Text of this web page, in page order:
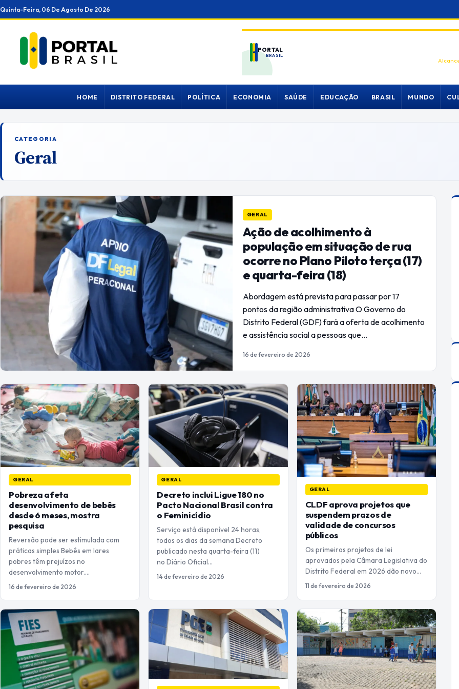
Ir
para
conteúdo
Quinta-Feira, 06 De Agosto De 2026
PORTAL
BRASIL
HOME DISTRITO FEDERAL POLÍTICA ECONOMIA SAÚDE EDUCAÇÃO BRASIL MUNDO
CATEGORIA
Geral
GERAL
Ação de acolhimento à
população em situação de rua
ocorre no Plano Piloto terça (17)
e quarta-feira (18)
Abordagem está prevista para passar por 17
pontos da região administrativa O Governo do
Distrito Federal (GDF) fará a oferta de acolhimento
e assistência social a pessoas que…
16 de fevereiro de 2026
GERAL
Pobreza afeta
desenvolvimento de bebês
desde 6 meses, mostra
pesquisa
Reversão pode ser estimulada com
práticas simples Bebês em lares
pobres têm prejuízos no
desenvolvimento motor.…
16 de fevereiro de 2026
GERAL
Decreto inclui Ligue 180 no
Pacto Nacional Brasil contra
o Feminicídio
Serviço está disponível 24 horas,
todos os dias da semana Decreto
publicado nesta quarta-feira (11)
no Diário Oficial…
14 de fevereiro de 2026
GERAL
CLDF aprova projetos que
suspendem prazos de
validade de concursos
públicos
Os primeiros projetos de lei
aprovados pela Câmara Legislativa do
Distrito Federal em 2026 dão novo…
11 de fevereiro de 2026